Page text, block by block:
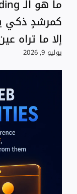
كمرشدٍ ذكي
إلا ما تراه
يوليو 9, 2026